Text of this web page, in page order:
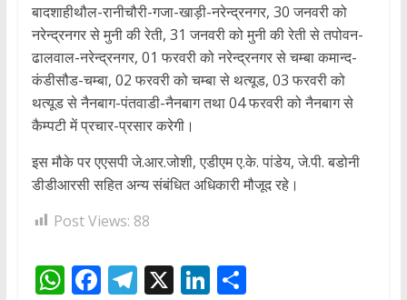
बादशाहीथौल-रानीचौरी-गजा-खाड़ी-नरेन्द्रनगर, 30 जनवरी को
नरेन्द्रनगर से मुनी की रेती, 31 जनवरी को मुनी की रेती से तपोवन-
ढालवाल-नरेन्द्रनगर, 01 फरवरी को नरेन्द्रनगर से चम्बा कमान्द-
कंडीसौड-चम्बा, 02 फरवरी को चम्बा से थत्यूड, 03 फरवरी को
थत्यूड से नैनबाग-पंतवाडी-नैनबाग तथा 04 फरवरी को नैनबाग से
कैम्पटी में प्रचार-प्रसार करेगी।
इस मौके पर एएसपी जे.आर.जोशी, एडीएम ए.के. पांडेय, जे.पी. बडोनी
डीडीआरसी सहित अन्य संबंधित अधिकारी मौजूद रहे।
Post Views: 88
W F T X Li S